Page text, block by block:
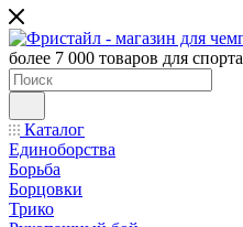
более 7 000 товаров для спорта
Каталог
Единоборства
Борьба
Борцовки
Трико